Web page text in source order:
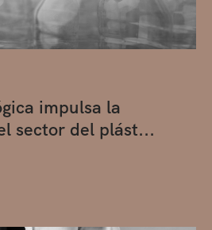
impulsa la
sector del plást...